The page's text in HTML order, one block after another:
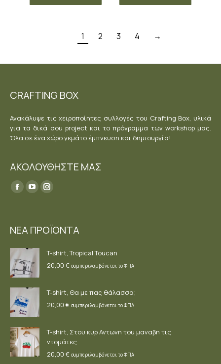
1 2 3 4 →
CRAFTING BOX
Ανακάλυψε τις χειροποίητες συλλογές του Crafting Box, υλικά
για τα δικά σου project και το πρόγραμμα των workshop μας.
Όλα σε ένα χώρο γεμάτο έμπνευση και δημιουργία!
ΑΚΟΛΟΥΘΗΣΤΕ ΜΑΣ
Find us on:
Facebook
in
window
YouTube
window
Instagram
in
window
ΝΕΑ ΠΡΟΪΟΝΤΑ
T-shirt, Tropical Toucan
20,00 € συμπεριλαμβάνεται το ΦΠΑ
T-shirt, Θα με πας θάλασσα;
20,00 € συμπεριλαμβάνεται το ΦΠΑ
T-shirt, Στου κυρ Αντωνη του μαναβη τις
ντομάτες
20,00 € συμπεριλαμβάνεται το ΦΠΑ